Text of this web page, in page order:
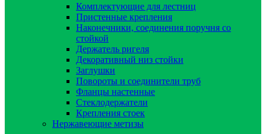
Комплектующие для лестниц
Пристенные крепления
Наконечники, соединения поручня со
стойкой
Держатель ригеля
Декоративный низ стойки
Заглушки
Повороты и соединители труб
Фланцы настенные
Стеклодержатели
Крепления стоек
Нержавеющие метизы